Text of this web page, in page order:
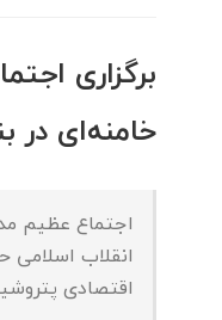
برگزاری
خامنه‌ای در
اجتماع عظیم
انقلاب اسلامی
اقتصادی